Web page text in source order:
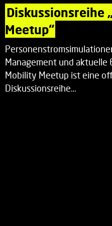
Diskussionsreihe
Meetup“
Management und aktuelle
Mobility Meetup ist eine
Diskussionsreihe…